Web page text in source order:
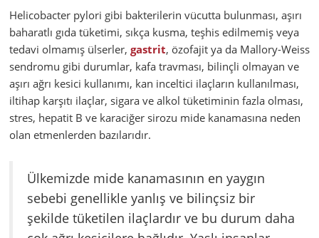
Helicobacter pylori gibi bakterilerin vücutta bulunması, aşırı
baharatlı gıda tüketimi, sıkça kusma, teşhis edilmemiş veya
tedavi olmamış ülserler, gastrit, özofajit ya da Mallory-Weiss
sendromu gibi durumlar, kafa travması, bilinçli olmayan ve
aşırı ağrı kesici kullanımı, kan inceltici ilaçların kullanılması,
iltihap karşıtı ilaçlar, sigara ve alkol tüketiminin fazla olması,
stres, hepatit B ve karaciğer sirozu mide kanamasına neden
olan etmenlerden bazılarıdır.
Ülkemizde mide kanamasının en yaygın
sebebi genellikle yanlış ve bilinçsiz bir
şekilde tüketilen ilaçlardır ve bu durum daha